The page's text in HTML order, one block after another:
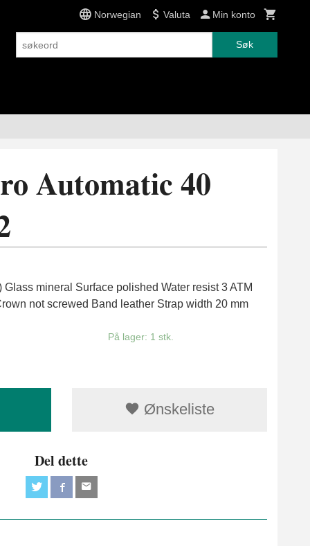
Norwegian Valuta Min konto
Søk
Automatic 40
mineral Surface polished Water resist 3 ATM
not screwed Band leather Strap width 20 mm
På lager: 1 stk.
Ønskeliste
Del dette